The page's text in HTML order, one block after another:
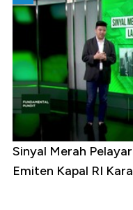
Sinyal Merah
Emiten Kapal RI